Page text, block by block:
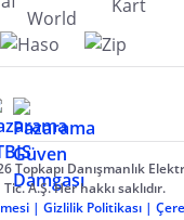
Topkapı Danışmanlık
Tic. A.Ş. Her hakkı saklıdır.
| Gizlilik Politikası |